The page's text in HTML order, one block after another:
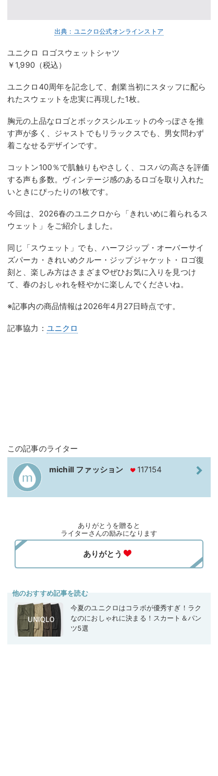
出典：ユニクロ公式オンラインストア
ユニクロ ロゴスウェットシャツ
￥1,990（税込）
ユニクロ40周年を記念して、創業当初にスタッフに配ら
れたスウェットを忠実に再現した1枚。
胸元の上品なロゴとボックスシルエットの今っぽさを推
す声が多く、ジャストでもリラックスでも、男女問わず
着こなせるデザインです。
コットン100％で肌触りもやさしく、コスパの高さを評価
する声も多数。ヴィンテージ感のあるロゴを取り入れた
いときにぴったりの1枚です。
今回は、2026春のユニクロから「きれいめに着られるス
ウェット」をご紹介しました。
同じ「スウェット」でも、ハーフジップ・オーバーサイ
ズパーカ・きれいめクルー・ジップジャケット・ロゴ復
刻と、楽しみ方はさまざま♡ぜひお気に入りを見つけ
て、春のおしゃれを軽やかに楽しんでくださいね。
※記事内の商品情報は2026年4月27日時点です。
記事協力： ユニクロ
この記事のライター
michill ファッション 117154
ありがとうを贈ると
ライターさんの励みになります
他のおすすめ記事を読む
今夏のユニクロはコラボが優秀すぎ！ラク
なのにおしゃれに決まる！スカート＆パン
ツ5選